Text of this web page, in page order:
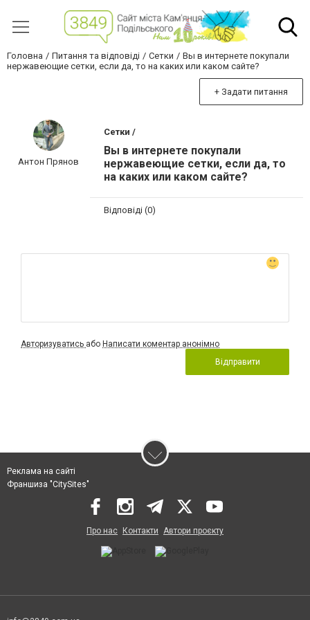
Головна Питання та відповіді Сетки
Вы в интернете покупали
нержавеющие сетки, если да, то на каких или каком сайте?
+ Задати питання
Антон Прянов
Сетки /
Вы в интернете покупали
нержавеющие сетки, если да, то
на каких или каком сайте?
Відповіді (0)
Авторизуватись або Написати коментар анонімно
Відправити
Реклама на сайті
Франшиза "CitySites"
Про нас Контакти Автори проєкту